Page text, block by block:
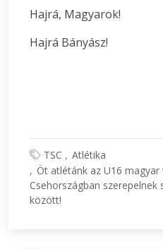
Hajrá, Magyarok!
Hajrá Bányász!
TSC
Atlétika
Öt atlétánk az U16
Csehországban
között!